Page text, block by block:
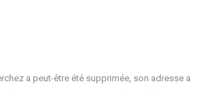
a peut-être été supprimée, son adresse a